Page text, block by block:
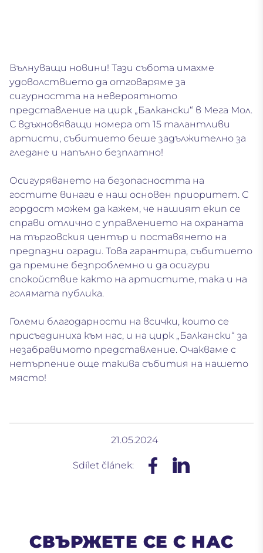
Вълнуващи новини! Тази събота имахме
удоволствието да отговаряме за
сигурността на невероятното
представление на цирк „Балкански“ в Мега Мол.
С вдъхновяващи номера от 15 талантливи
артисти, събитието беше задължително за
гледане и напълно безплатно!
Осигуряването на безопасността на
гостите винаги е наш основен приоритет. С
гордост можем да кажем, че нашият екип се
справи отлично с управлението на охраната
на търговския център и поставянето на
предпазни огради. Това гарантира, събитието
да премине безпроблемно и да осигури
спокойствие както на артистите, така и на
голямата публика.
Големи благодарности на всички, които се
присъединиха към нас, и на цирк „Балкански“ за
незабравимото представление. Очакваме с
нетърпение още такива събития на нашето
място!
21.05.2024
Sdílet článek:
СВЪРЖЕТЕ СЕ С НАС